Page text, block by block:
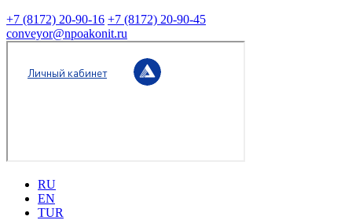
+7 (8172) 20-90-16 +7 (8172) 20-90-45
conveyor@npoakonit.ru
RU
EN
TUR